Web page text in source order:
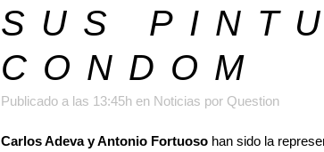
SUS
CONDOM
Publicado a las 13:45h en Noticias por Question
Carlos Adeva y Antonio Fortuoso han sido la